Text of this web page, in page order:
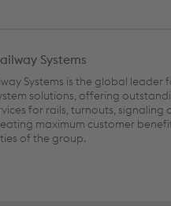
Systems
Systems is the global leader
solutions, offering
for rails, turnouts, signaling
maximum customer
of the group.